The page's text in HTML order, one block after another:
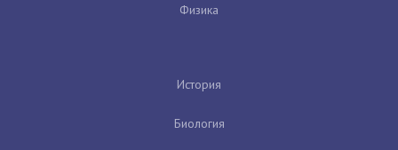
Физика
История
Биология